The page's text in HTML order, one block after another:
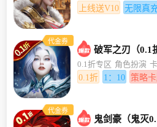
上线送V10 无限真
代金券
破军之刃（0.1
0.1折专区 角色扮演
0.1折 1：10 策略
代金券